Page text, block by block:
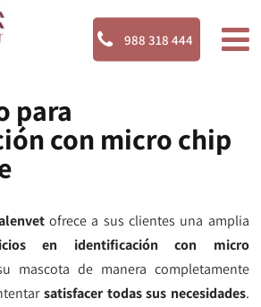
988 318 444
para
con micro chip
ofrece a sus clientes una amplia
en identificación con micro
mascota de manera completamente
satisfacer todas sus necesidades.